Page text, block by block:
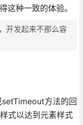
种一致的体验。
开发起来不那么容
方法的回
式以达到元素样式